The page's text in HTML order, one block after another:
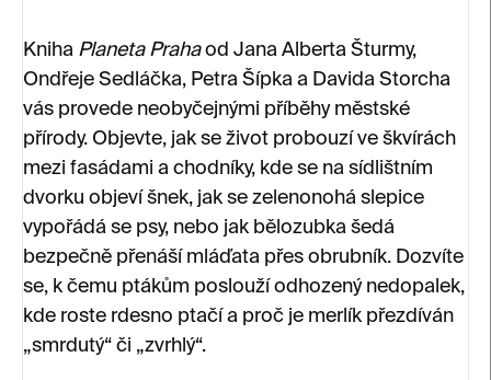
Kniha Planeta Prahaod Jana Alberta Šturmy,
Ondřeje Sedláčka, Petra Šípka a Davida Storcha
vás provede neobyčejnými příběhy městské
přírody. Objevte, jak se život probouzí ve škvírách
mezi fasádami a chodníky, kde se na sídlištním
dvorku objeví šnek, jak se zelenonohá slepice
vypořádá se psy, nebo jak bělozubka šedá
bezpečně přenáší mláďata přes obrubník. Dozvíte
se, k čemu ptákům poslouží odhozený nedopalek,
kde roste rdesno ptačí a proč je merlík přezdíván
„smrdutý“ či „zvrhlý“.